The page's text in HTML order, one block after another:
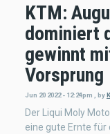
KTM:
dominiert
gewinnt
Vorsprung
Jun 20 2022 - 12:24pm , by
Der Liqui Moly
eine gute Ernte für